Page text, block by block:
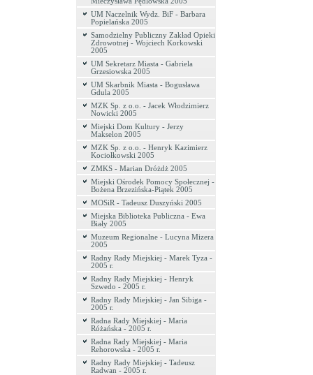
UM Naczelnik Wydz. BiF - Barbara
Popielańska 2005
Samodzielny Publiczny Zakład Opieki
Zdrowotnej - Wojciech Korkowski
2005
UM Sekretarz Miasta - Gabriela
Grzesiowska 2005
UM Skarbnik Miasta - Bogusława
Gdula 2005
MZK Sp. z o.o. - Jacek Włodzimierz
Nowicki 2005
Miejski Dom Kultury - Jerzy
Makselon 2005
MZK Sp. z o.o. - Henryk Kazimierz
Kociołkowski 2005
ZMKS - Marian Dróżdż 2005
Miejski Ośrodek Pomocy Społecznej -
Bożena Brzezińska-Piątek 2005
MOSiR - Tadeusz Duszyński 2005
Miejska Biblioteka Publiczna - Ewa
Biały 2005
Muzeum Regionalne - Lucyna Mizera
2005
Radny Rady Miejskiej - Marek Tyza -
2005 r.
Radny Rady Miejskiej - Henryk
Szwedo - 2005 r.
Radny Rady Miejskiej - Jan Sibiga -
2005 r.
Radna Rady Miejskiej - Maria
Różańska - 2005 r.
Radna Rady Miejskiej - Maria
Rehorowska - 2005 r.
Radny Rady Miejskiej - Tadeusz
Radwan - 2005 r.